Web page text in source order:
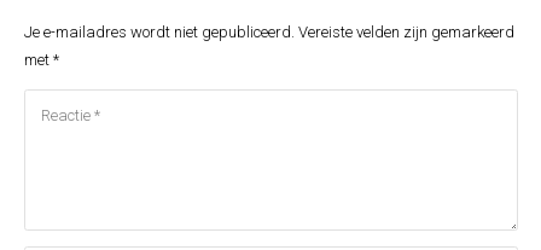
Je e-mailadres wordt niet gepubliceerd. Vereiste velden zijn gemarkeerd
met *